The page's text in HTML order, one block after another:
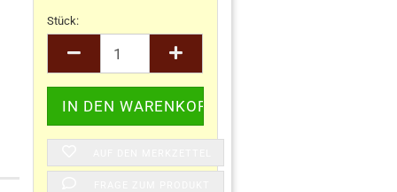
Stück:
Stück